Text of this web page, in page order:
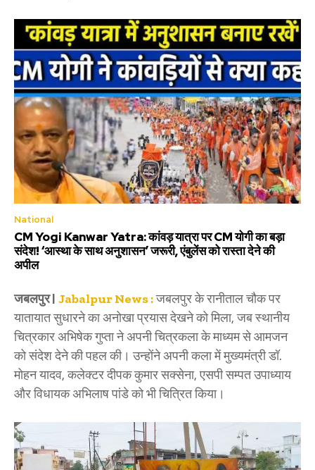
National
CM Yogi Kanwar Yatra: कांवड़ यात्रा पर CM योगी का बड़ा
संदेश! ‘आस्था के साथ अनुशासन’ जरूरी, एंबुलेंस को रास्ता देने की
अपील
जबलपुर | Jabalpur News :जबलपुर के रानीताल चौक पर
यातायात सुधारने का अनोखा प्रयास देखने को मिला, जब स्थानीय
चित्रकार अभिषेक गुप्ता ने अपनी चित्रकला के माध्यम से आमजन
को संदेश देने की पहल की। उन्होंने अपनी कला में मुख्यमंत्री डॉ.
मोहन यादव, कलेक्टर दीपक कुमार सक्सेना, एसपी सम्पत उपाध्याय
और विधायक अभिलाष पांडे को भी चित्रित किया।
V
i